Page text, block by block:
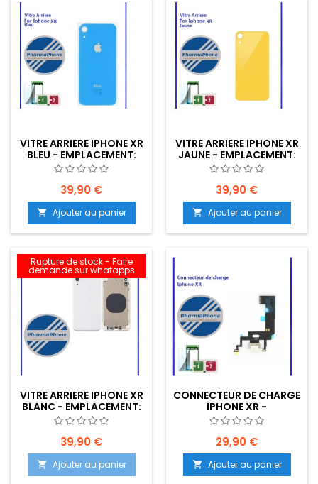
VITRE ARRIERE IPHONE XR
BLEU - EMPLACEMENT:
Z2-R15-40
39,90 €
 Ajouter au panier
VITRE ARRIERE IPHONE XR
JAUNE - EMPLACEMENT:
Z2-R15-40
39,90 €
 Ajouter au panier
Rupture de stock - Faire
demande sur whatapps
VITRE ARRIERE IPHONE XR
BLANC - EMPLACEMENT:
Z2-R15-40
39,90 €
 Ajouter au panier
CONNECTEUR DE CHARGE
IPHONE XR -
EMPLACEMENT: Z2-R15-
E27
29,90 €
 Ajouter au panier